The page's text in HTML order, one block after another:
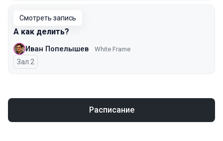
Смотреть запись
А как делить?
Иван Попелышев White Frame
Зал 2
Расписание